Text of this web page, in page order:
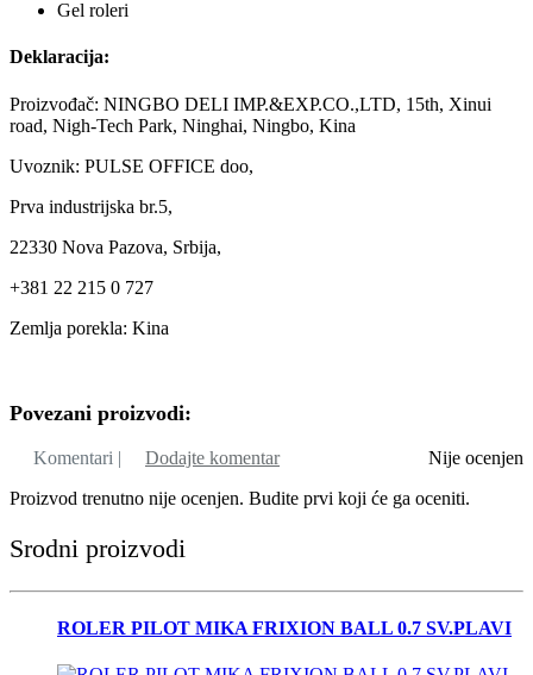
Gel roleri
Deklaracija:
Proizvođač: NINGBO DELI IMP.&EXP.CO.,LTD, 15th, Xinui
road, Nigh-Tech Park, Ninghai, Ningbo, Kina
Uvoznik: PULSE OFFICE doo,
Prva industrijska br.5,
22330 Nova Pazova, Srbija,
+381 22 215 0 727
Zemlja porekla: Kina
Povezani proizvodi:
Nije ocenjen
Komentari |
Dodajte komentar
Proizvod trenutno nije ocenjen. Budite prvi koji će ga oceniti.
Srodni proizvodi
ROLER PILOT MIKA FRIXION BALL 0.7 SV.PLAVI